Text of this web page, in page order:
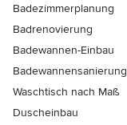
Badezimmerplanung
Badrenovierung
Badewannen-Einbau
Badewannensanierung
Waschtisch nach Maß
Duscheinbau